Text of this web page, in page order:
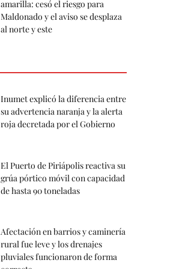
amarilla: cesó el riesgo para
Maldonado y el aviso se desplaza
al norte y este
Inumet explicó la diferencia entre
su advertencia naranja y la alerta
roja decretada por el Gobierno
El Puerto de Piriápolis reactiva su
grúa pórtico móvil con capacidad
de hasta 90 toneladas
Afectación en barrios y caminería
rural fue leve y los drenajes
pluviales funcionaron de forma